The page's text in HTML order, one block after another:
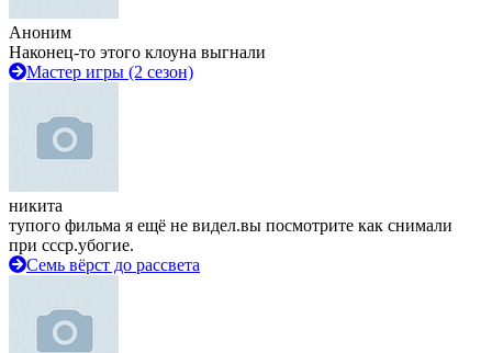
Аноним
Наконец-то этого клоуна выгнали
Мастер игры (2 сезон)
никита
тупого фильма я ещё не видел.вы посмотрите как снимали
при ссср.убогие.
Семь вёрст до рассвета